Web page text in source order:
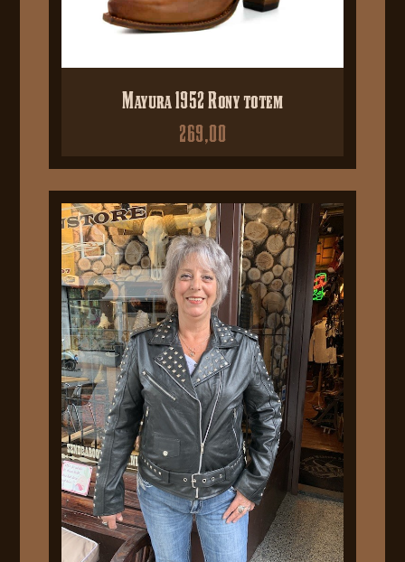
Mayura 1952 Rony totem
269,00